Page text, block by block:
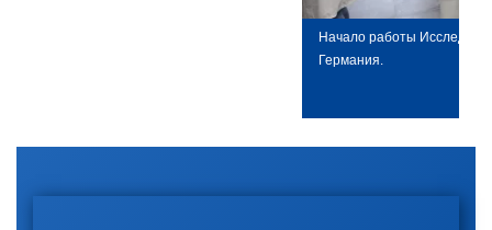
Начало работы
Германия.